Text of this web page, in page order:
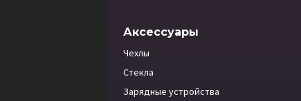
Аксессуары
Чехлы
Стекла
Зарядные устройства